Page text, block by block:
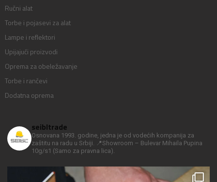
Ručni alat
Torbe i pojasevi za alat
Lampe i reflektori
Upijajući proizvodi
Oprema za obeležavanje
Torbe i rančevi
Dodatna oprema
seibltrade
Osnovana 1993. godine, jedna je od vodećih kompanija za
zaštitu na radu u Srbiji.
📍Showroom – Bulevar Mihaila Pupina
10g/s1 (Samo za pravna lica).